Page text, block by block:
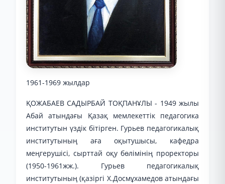
1961-1969 жылдар
ҚОЖАБАЕВ САДЫРБАЙ ТОҚПАНҰЛЫ - 1949 жылы
Абай атындағы Қазақ мемлекеттік педагогика
институтын үздік бітірген. Гурьев педагогикалық
институтының аға оқытушысы, кафедра
меңгерушісі, сырттай оқу бөлімінің проректоры
(1950-1961жж.). Гурьев педагогикалық
институтының (қазіргі Х.Досмұхамедов атындағы